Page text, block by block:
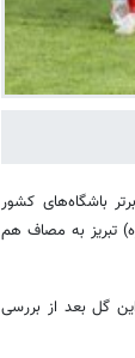
باشگاه‌های کشور
یادگار امام (ره) تبریز به مصاف هم
دروازه گل‌گهر کرد که این گل بعد از بررسی